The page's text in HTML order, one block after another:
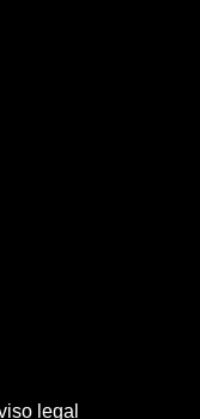
legal